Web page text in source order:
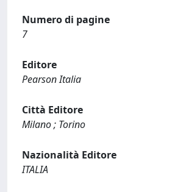
Numero di pagine
7
Editore
Pearson Italia
Città Editore
Milano ; Torino
Nazionalità Editore
ITALIA